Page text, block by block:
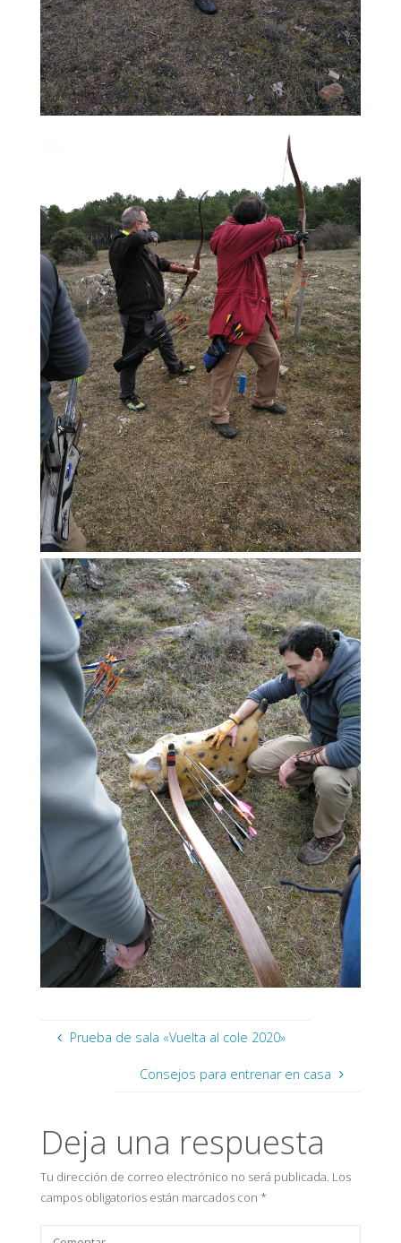
Prueba de sala «Vuelta al cole 2020»
Consejos para entrenar en casa
Deja una respuesta
Tu dirección de correo electrónico no será publicada. Los
campos obligatorios están marcados con *